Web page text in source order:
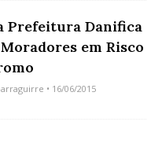
Prefeitura Danifica
em Risco
• 16/06/2015